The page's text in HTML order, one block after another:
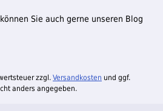
Sie auch gerne unseren Blog
zzgl. Versandkosten und ggf.
anders angegeben.